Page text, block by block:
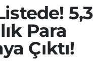
5,3
Para
Çıktı!
ve Fikstür